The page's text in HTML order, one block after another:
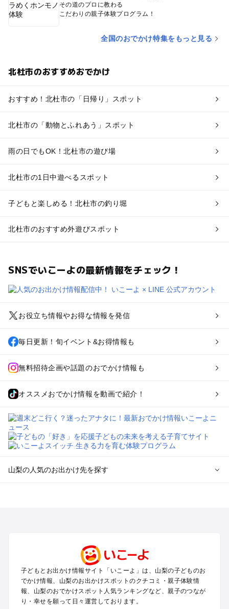
その道のプロに教わる
こだわりの親子体験プログラム！
全国のおでかけ特集をもっと見る
北杜市のおすすめおでかけ
おすすめ！北杜市の「日帰り」スポット
北杜市の「動物とふれあう」スポット
雨の日でもOK！北杜市の遊び場
北杜市の1日中遊べるスポット
子どもと楽しめる！北杜市の釣り堀
北杜市のおすすめ外遊びスポット
SNSでいこーよの最新情報をチェック！
お役立ち情報やお得な情報を発信
毎日更新！旬イベント&お得情報も
無料招待企画や話題のおでかけ情報も
オススメおでかけ情報を動画で紹介！
山梨の人気のお出かけ先を探す
甲府・昇仙峡・湯村のプールお出かけ
石和・勝沼・塩山のプールお出かけ
大月・都留・道志渓谷のプールお出かけ
山中湖・忍野のプールお出かけ
南アルプスのプールお出かけ
子どもとお出かけ情報サイト「いこーよ」は、山梨の子どものお
でかけ情報、山梨のお出かけスポットのクチコミ・親子体験情
報、山梨のおでかけスポット人気ランキングなど、親子のつなが
り・幸せを願って日々運営しております。